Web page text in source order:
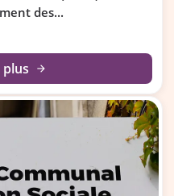
des...
plus arrow_forward